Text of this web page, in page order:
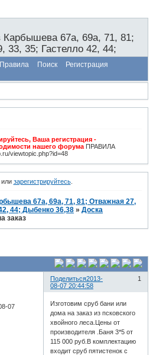
67а, 69а, 71, 81;
33, 35; Гастелло 42, 44;
Правила Поиск
Регистрация
Ваша регистрация -
нашего форума ПРАВИЛА
viewtopic.php?id=48
зарегистрируйтесь.
67а, 69а, 71, 81; Отважная 27,
44; Дыбенко 36,38 »Доска
заказ
Поделиться 1
2013-
08-07 20:44:58
07
Изготовим сруб бани или
дома на заказ из псковского
хвойного леса.Цены от
производителя .Баня 3*5 от
115 000 руб.В комплектацию
входит сруб пятистенок с